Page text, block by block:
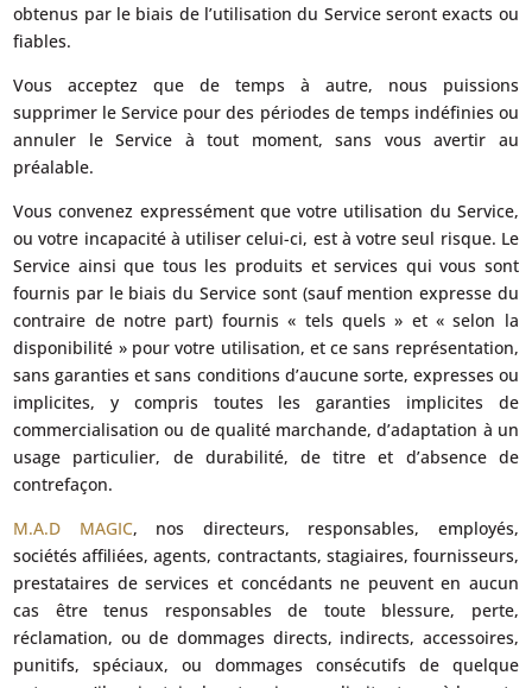
obtenus par le biais de l’utilisation du Service seront exacts ou
fiables.
Vous acceptez que de temps à autre, nous puissions
supprimer le Service pour des périodes de temps indéfinies ou
annuler le Service à tout moment, sans vous avertir au
préalable.
Vous convenez expressément que votre utilisation du Service,
ou votre incapacité à utiliser celui-ci, est à votre seul risque. Le
Service ainsi que tous les produits et services qui vous sont
fournis par le biais du Service sont (sauf mention expresse du
contraire de notre part) fournis « tels quels » et « selon la
disponibilité » pour votre utilisation, et ce sans représentation,
sans garanties et sans conditions d’aucune sorte, expresses ou
implicites, y compris toutes les garanties implicites de
commercialisation ou de qualité marchande, d’adaptation à un
usage particulier, de durabilité, de titre et d’absence de
contrefaçon.
M.A.D MAGIC, nos directeurs, responsables, employés,
sociétés affiliées, agents, contractants, stagiaires, fournisseurs,
prestataires de services et concédants ne peuvent en aucun
cas être tenus responsables de toute blessure, perte,
réclamation, ou de dommages directs, indirects, accessoires,
punitifs, spéciaux, ou dommages consécutifs de quelque